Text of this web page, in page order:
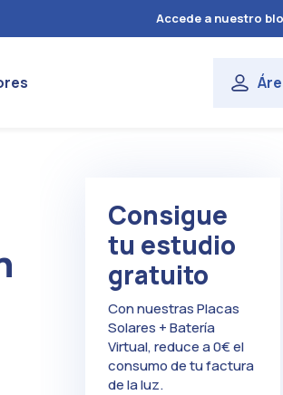
Accede a nuestro
Consigue
tu estudio
gratuito
Con nuestras Placas
Solares + Batería
Virtual, reduce a 0€ el
consumo de tu factura
de la luz.